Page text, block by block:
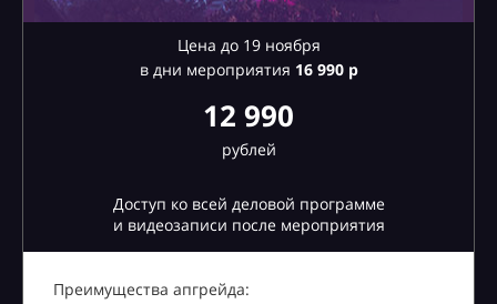
Цена до 19 ноября
в дни мероприятия 16990 р
12 990
рублей
Доступ ко всей деловой программе
и видеозаписи после мероприятия
Преимущества апгрейда: